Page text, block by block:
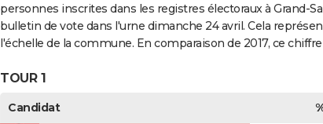
personnes inscrites dans les registres électoraux à Grand-
bulletin de vote dans l'urne dimanche 24 avril. Cela
l'échelle de la commune. En comparaison de 2017, ce
TOUR 1
Candidat